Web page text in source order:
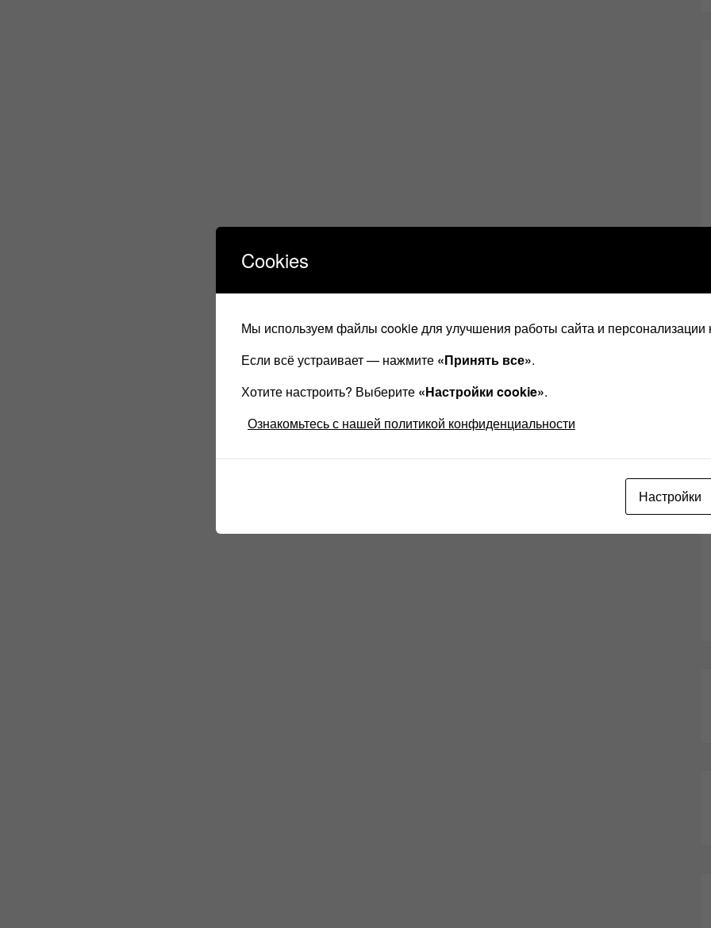
Cookies
Мы используем файлы cookie для улучшения работы сайта и персонализации
Если всё устраивает — нажмите «Принять все».
Хотите настроить? Выберите «Настройки cookie».
Ознакомьтесь с нашей политикой конфиденциальности
Настройки